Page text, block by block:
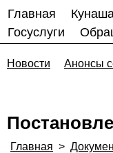
Главная
Госуслуги
Новости Анонсы
Главная >